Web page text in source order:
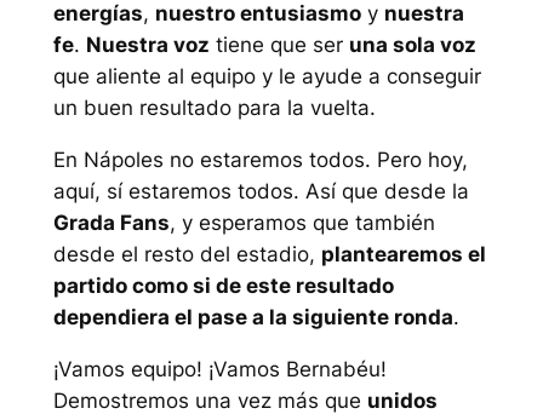
energías, nuestro entusiasmoy nuestra
fe. Nuestra voz tiene que ser una sola voz
que aliente al equipo y le ayude a conseguir
un buen resultado para la vuelta.
En Nápoles no estaremos todos. Pero hoy,
aquí, sí estaremos todos. Así que desde la
Grada Fans, y esperamos que también
desde el resto del estadio, plantearemos el
partido como si de este resultado
dependiera el pase a la siguiente ronda.
¡Vamos equipo! ¡Vamos Bernabéu!
Demostremos una vez más que unidos